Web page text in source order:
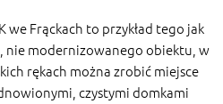
we Frąckach to przykład tego jak
nie modernizowanego obiektu, w
rękach można zrobić miejsce
czystymi domkami